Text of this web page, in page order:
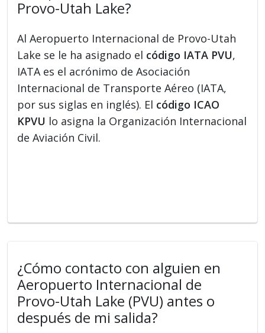
Provo-Utah Lake?
Al Aeropuerto Internacional de Provo-Utah
Lake se le ha asignado el código IATA PVU,
IATA es el acrónimo de Asociación
Internacional de Transporte Aéreo (IATA,
por sus siglas en inglés). El código ICAO
KPVU lo asigna la Organización Internacional
de Aviación Civil.
¿Cómo contacto con alguien en
Aeropuerto Internacional de
Provo-Utah Lake (PVU) antes o
después de mi salida?